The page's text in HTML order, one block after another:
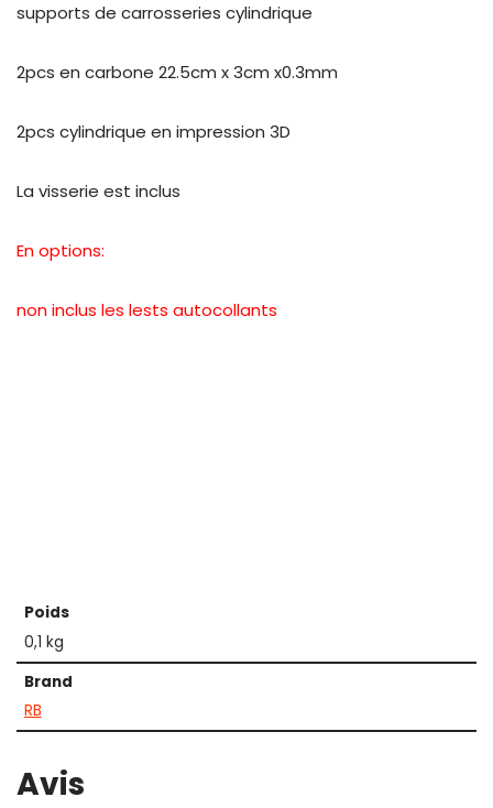
supports de carrosseries cylindrique
2pcs en carbone 22.5cm x 3cm x0.3mm
2pcs cylindrique en impression 3D
La visserie est inclus
En options:
non inclus les lests autocollants
Poids
0,1 kg
Brand
RB
Avis